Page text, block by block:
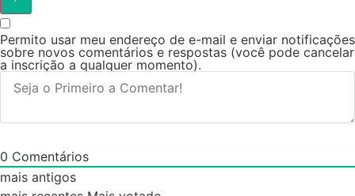
Permito usar meu endereço de e-mail e enviar notificações
sobre novos comentários e respostas (você pode cancelar
a inscrição a qualquer momento).
0 Comentários
mais antigos